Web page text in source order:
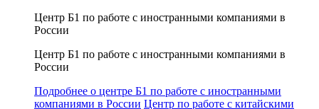
Центр Б1 по работе с иностранными компаниями в
России
Центр Б1 по работе с иностранными компаниями в
России
Подробнее о центре Б1 по работе с иностранными
компаниями в России Центр по работе с китайскими